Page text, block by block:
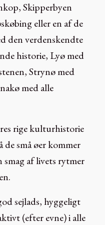
Skipperbyen
eller en af de
den verdenskendte
historie, Lyø med
Strynø med
med alle
rige kulturhistorie
de små øer kommer
smag af livets rytmer
sejlads, hyggeligt
(efter evne) i alle